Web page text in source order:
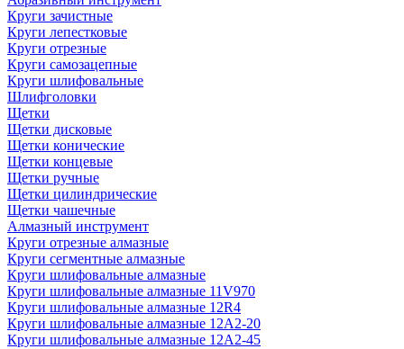
Круги зачистные
Круги лепестковые
Круги отрезные
Круги самозацепные
Круги шлифовальные
Шлифголовки
Щетки
Щетки дисковые
Щетки конические
Щетки концевые
Щетки ручные
Щетки цилиндрические
Щетки чашечные
Алмазный инструмент
Круги отрезные алмазные
Круги сегментные алмазные
Круги шлифовальные алмазные
Круги шлифовальные алмазные 11V970
Круги шлифовальные алмазные 12R4
Круги шлифовальные алмазные 12А2-20
Круги шлифовальные алмазные 12А2-45